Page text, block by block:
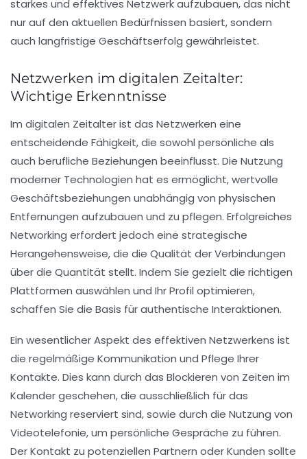
starkes und effektives Netzwerk aufzubauen, das nicht
nur auf den aktuellen Bedürfnissen basiert, sondern
auch langfristige Geschäftserfolg gewährleistet.
Netzwerken im digitalen Zeitalter:
Wichtige Erkenntnisse
Im digitalen Zeitalter ist das Netzwerken eine
entscheidende Fähigkeit, die sowohl persönliche als
auch berufliche Beziehungen beeinflusst. Die Nutzung
moderner Technologien hat es ermöglicht,wertvolle
Geschäftsbeziehungen unabhängig von physischen
Entfernungen aufzubauen und zu pflegen. Erfolgreiches
Networking erfordert jedoch eine strategische
Herangehensweise, die die Qualität der Verbindungen
über die Quantität stellt. Indem Sie gezielt die richtigen
Plattformen auswählen und IhrProfil optimieren,
schaffen Sie die Basis für authentische Interaktionen.
Ein wesentlicher Aspekt des effektiven Netzwerkens ist
die regelmäßige Kommunikation und Pflege Ihrer
Kontakte. Dies kann durch das Blockieren von Zeiten im
Kalender geschehen, die ausschließlich für das
Networking reserviert sind, sowie durch die Nutzung von
Videotelefonie, um persönliche Gespräche zu führen.
Der Kontakt zu potenziellen Partnern oder Kunden sollte